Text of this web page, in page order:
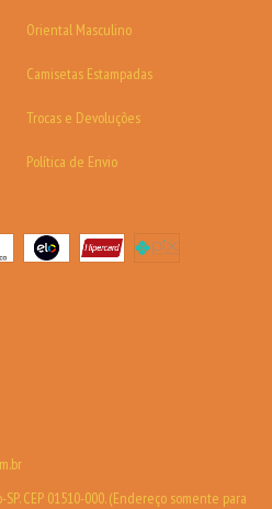
Oriental Masculino
Camisetas Estampadas
Trocas e Devoluções
Política de Envio
CEP 01510-000. (Endereço somente para